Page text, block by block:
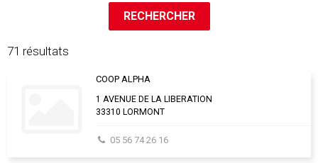
71 résultats
COOP ALPHA
1 AVENUE DE LA LIBERATION
33310 LORMONT
05 56 74 26 16